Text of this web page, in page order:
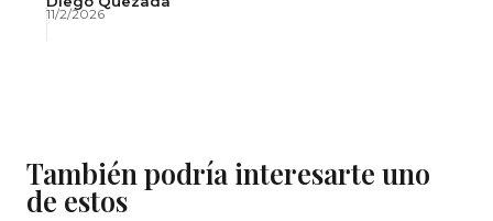
11/2/2026
También podría interesarte uno
de estos